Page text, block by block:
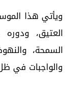
ويأتي هذا
العتيق،
السمحة،
والواجبات في